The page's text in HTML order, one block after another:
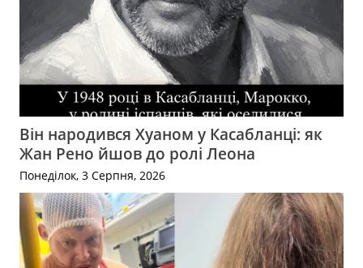
Він народився Хуаном у Касабланці: як
Жан Рено йшов до ролі Леона
Понеділок, 3 Серпня, 2026